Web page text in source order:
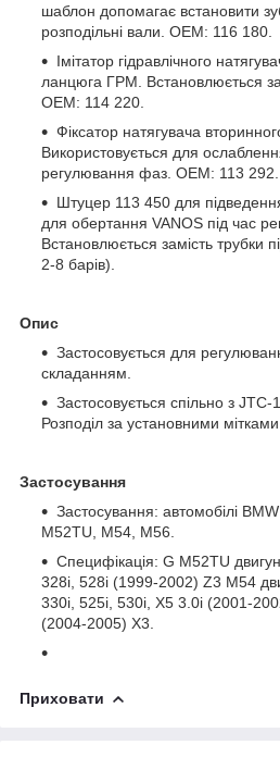
шаблон допомагає встановити
розподільні вали. OEM: 116 180.
Імітатор гідравлічного
ланцюга ГРМ. Встановлюється
OEM: 114 220.
Фіксатор натягувача
Використовується для
регулювання фаз. OEM: 113 292.
Штуцер 113 450 для
для обертання VANOS під час
Встановлюється замість трубки
2-8 барів).
Опис
Застосовується для
складанням.
Застосовується спільно з JTC-
Розподіл за установними мітками.
Застосування
Застосування: автомобілі
M52TU, M54, M56.
Специфікація: G M52TU
328i, 528i (1999-2002) Z3 M54
330i, 525i, 530i, X5 3.0i (2001-
(2004-2005) X3.
Приховати